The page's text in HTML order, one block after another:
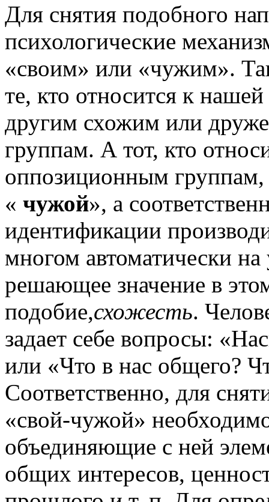
Для снятия подобного
психологические
«своим» или «чужим».
те, кто относится к
другим схожим или
группам. А тот, кто
оппозиционным
« чужой», а
идентификации
многом автоматически
решающее значение в
подобие,схожесть.
задает себе вопросы:
или «Что в нас общего?
Соответственно, для
«свой-чужой»
объединяющие с ней
общих интересов,